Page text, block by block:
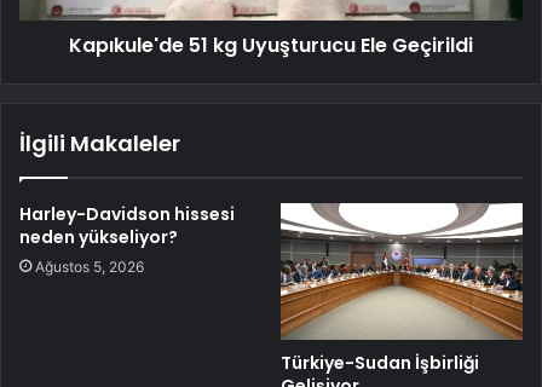
Kapıkule'de 51 kg Uyuşturucu Ele Geçirildi
İlgili Makaleler
Harley-Davidson hissesi
neden yükseliyor?
Ağustos 5, 2026
Türkiye-Sudan İşbirliği